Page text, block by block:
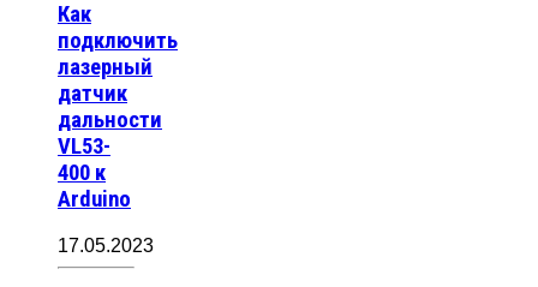
Как
подключить
лазерный
датчик
дальности
VL53-
400 к
Arduino
17.05.2023